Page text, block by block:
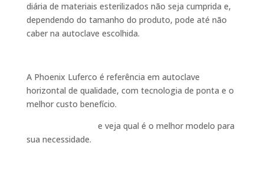
diária de materiais esterilizados não seja cumprida e,
dependendo do tamanho do produto, pode até não
caber na autoclave escolhida.
A Phoenix Luferco é referência em autoclave
horizontal de qualidade, com tecnologia de ponta e o
melhor custo benefício.
e veja qual é o melhor modelo para
sua necessidade.